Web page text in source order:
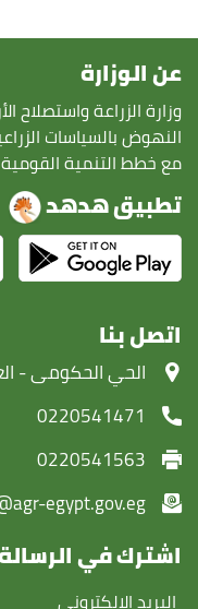
عن الوزارة
وزارة الزراعة
النهوض بالسياسات
مع خطط التنمية القومية
تطبيق هدهد
اتصل بنا
‏الحي الحكومى -
0220541471
0220541563
egypt.gov.eg
اشترك في الرسالة